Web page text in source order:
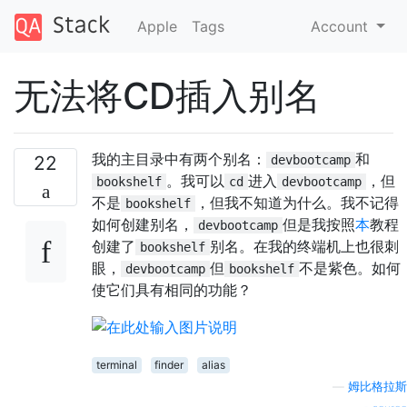
Apple Tags Account
无法将CD插入别​​名
22 我的主目录中有两个别名： devbootcamp 和
bookshelf 。我可以 cd 进入 devbootcamp
，但
不是 bookshelf
，但我不知道为什么。我不记得
如何创建别名，
devbootcamp 但是我按照本教程
创建了 bookshelf 别名。在我的终端机上也很刺
眼，
devbootcamp 但 bookshelf 不是紫色。如何
使它们具有相同的功能？
terminal finder
alias
姆比格拉斯